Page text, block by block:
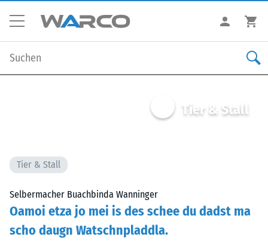
Tier & Stall
Tier & Stall
Selbermacher Buachbinda Wanninger
Oamoi etza jo mei is des schee du dadst ma
scho daugn Watschnpladdla.